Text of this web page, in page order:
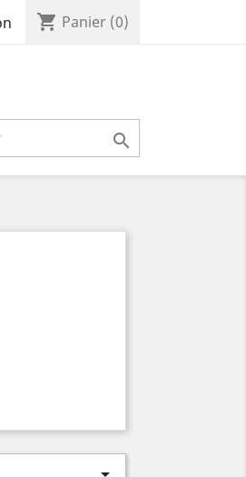
shopping_cart Panier (0)
